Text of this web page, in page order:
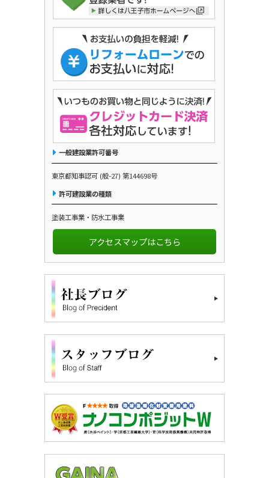
一般建設業許可番号
東京都知事認可 (般-27) 第144698号
許可建設業の種類
塗装工事業・防水工事業
アクセスマップはこちら